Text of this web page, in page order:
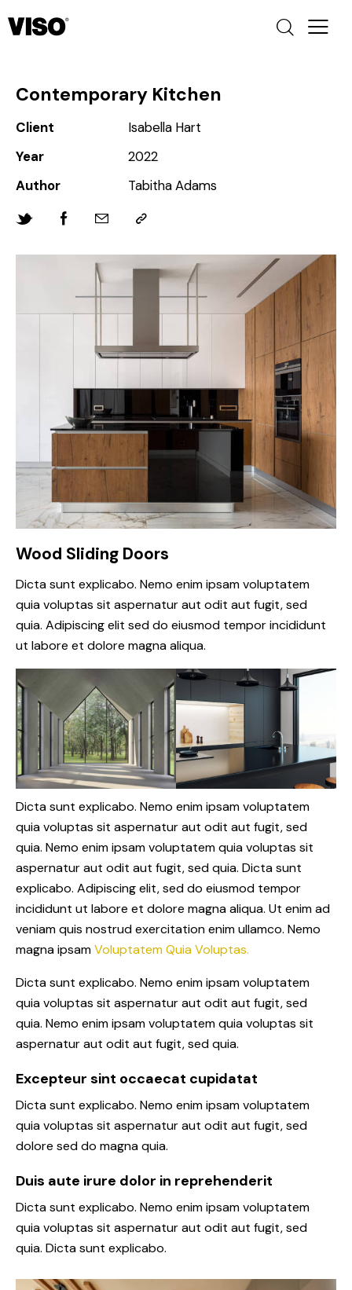
Contemporary Kitchen
Client
Isabella Hart
Year
2022
Author
Tabitha Adams
Wood Sliding Doors
Dicta sunt explicabo. Nemo enim ipsam voluptatem
quia voluptas sit aspernatur aut odit aut fugit, sed
quia. Adipiscing elit sed do eiusmod tempor incididunt
ut labore et dolore magna aliqua.
Dicta sunt explicabo. Nemo enim ipsam voluptatem
quia voluptas sit aspernatur aut odit aut fugit, sed
quia. Nemo enim ipsam voluptatem quia voluptas sit
aspernatur aut odit aut fugit, sed quia. Dicta sunt
explicabo. Adipiscing elit, sed do eiusmod tempor
incididunt ut labore et dolore magna aliqua. Ut enim ad
veniam quis nostrud exercitation enim ullamco. Nemo
magna ipsamVoluptatem Quia Voluptas.
Dicta sunt explicabo. Nemo enim ipsam voluptatem
quia voluptas sit aspernatur aut odit aut fugit, sed
quia. Nemo enim ipsam voluptatem quia voluptas sit
aspernatur aut odit aut fugit, sed quia.
Excepteur sint occaecat cupidatat
Dicta sunt explicabo. Nemo enim ipsam voluptatem
quia voluptas sit aspernatur aut odit aut fugit, sed
dolore sed do magna quia.
Duis aute irure dolor in reprehenderit
Dicta sunt explicabo. Nemo enim ipsam voluptatem
quia voluptas sit aspernatur aut odit aut fugit, sed
quia. Dicta sunt explicabo.